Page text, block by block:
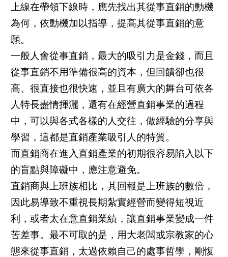
上線在帶領下線時，應先找出其從事直銷的動機
為何，依動機加以指導，提高其從事直銷的意
願。
一般人會從事直銷，最大的吸引力是金錢，而且
從事直銷不用準備很高的資本，但回饋卻也很
高、很直接也很快速，並且有廣大的舞台可依各
人特長盡情揮灑，還有在經營直銷事業的過程
中，可以與各式各樣的人交往，做經驗的分享與
學習，這都是直銷產業吸引人的特質。
而直銷商在進入直銷產業的初期很容易陷入以下
的盲點與障礙中，應注意避免。
直銷商與上班族相比，其回報是上班族的數倍，
因此易導致不重視長期紮實經營而變得短視近
利，或者太在意直銷業績，讓直銷事業變成一件
苦差事。最不可取的是，用大老闆或宗教家的心
態來從事直銷，太過依賴自己的處事哲學，剛愎